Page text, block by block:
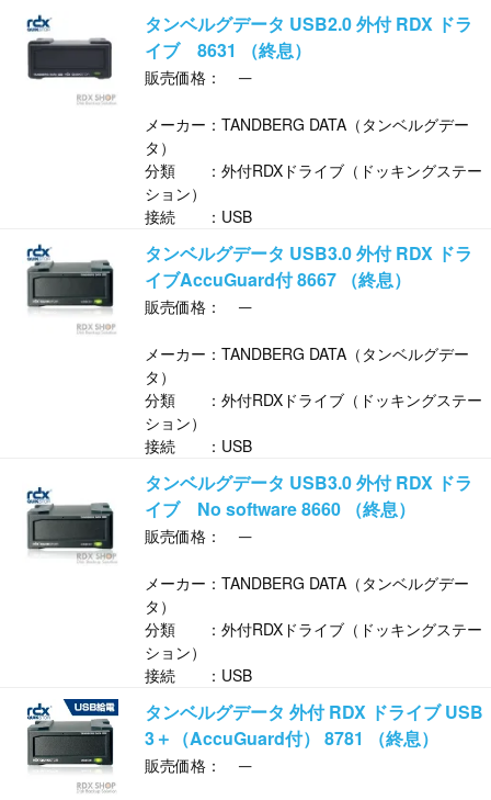
タンベルグデータ USB2.0 外付 RDX ドラ
イブ 8631 （終息）
販売価格： ─
メーカー：TANDBERG DATA（タンベルグデー
タ）
分類 ：外付RDXドライブ（ドッキングステー
ション）
接続 ：USB
タンベルグデータ USB3.0 外付 RDX ドラ
イブAccuGuard付 8667 （終息）
販売価格： ─
メーカー：TANDBERG DATA（タンベルグデー
タ）
分類 ：外付RDXドライブ（ドッキングステー
ション）
接続 ：USB
タンベルグデータ USB3.0 外付 RDX ドラ
イブ No software 8660 （終息）
販売価格： ─
メーカー：TANDBERG DATA（タンベルグデー
タ）
分類 ：外付RDXドライブ（ドッキングステー
ション）
接続 ：USB
タンベルグデータ 外付 RDX ドライブ USB
3＋（AccuGuard付） 8781 （終息）
販売価格： ─